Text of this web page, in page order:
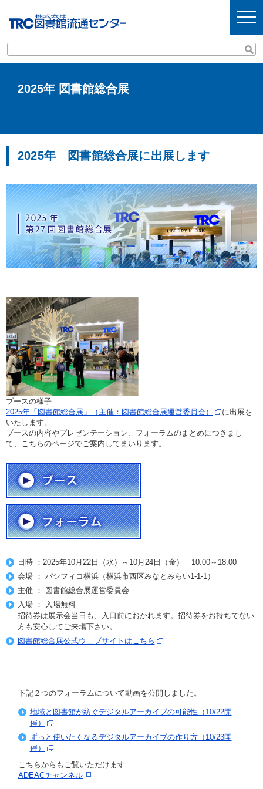
t
o
g
l
e
2025年 図書館総合展
2025年 図書館総合展に出展します
ブースの様子
2025年「図書館総合展」（主催：図書館総合展運営委員会）
に出展を
いたします。
ブースの内容やプレゼンテーション、フォーラムのまとめにつきまし
て、こちらのページでご案内してまいります。
日時 ：2025年10月22日（水）～10月24日（金） 10:00～18:00
会場 ： パシフィコ横浜（横浜市西区みなとみらい1-1-1）
主催 ： 図書館総合展運営委員会
入場 ： 入場無料
招待券は展示会当日も、入口前におかれます。招待券をお持ちでない
方も安心してご来場下さい。
図書館総合展公式ウェブサイトはこちら
下記２つのフォーラムについて動画を公開しました。
地域と図書館が紡ぐデジタルアーカイブの可能性（10/22開
催）
ずっと使いたくなるデジタルアーカイブの作り方（10/23開
催）
こちらからもご覧いただけます
ADEACチャンネル